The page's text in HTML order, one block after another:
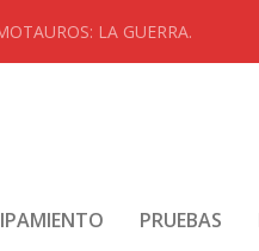
LA GUERRA.
PRUEBAS